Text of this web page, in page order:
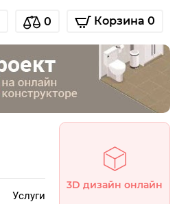
0 Корзина 0
Услуги
3D дизайн онлайн